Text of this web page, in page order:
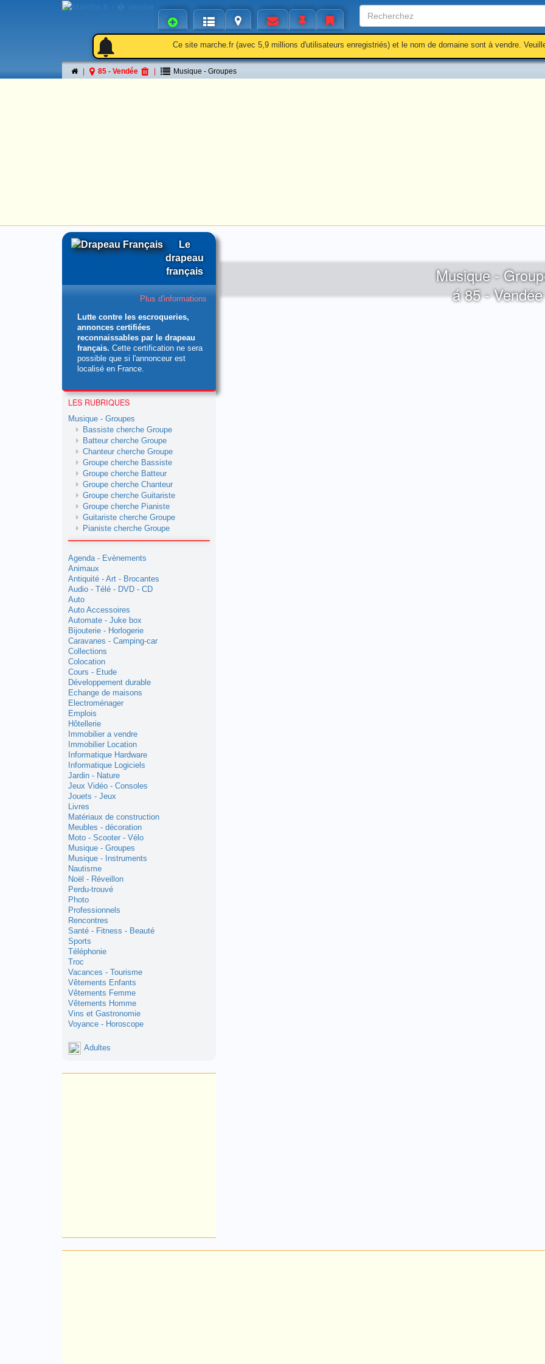
notifications
notifications Ce site marche.fr (avec 5,9 millions d'utilisateurs enregistriés) et le nom de domaine sont à vendre.
85 - Vendée Musique - Groupes
Musique -
á 85 - Vendée
Le
drapeau
français
Plus d'informations
Lutte contre les escroqueries,
annonces certifiées
reconnaissables par le drapeau
français. Cette certification ne sera
possible que si l'annonceur est
localisé en France.
LES RUBRIQUES
Musique - Groupes
Bassiste cherche Groupe
Batteur cherche Groupe
Chanteur cherche Groupe
Groupe cherche Bassiste
Groupe cherche Batteur
Groupe cherche Chanteur
Groupe cherche Guitariste
Groupe cherche Pianiste
Guitariste cherche Groupe
Pianiste cherche Groupe
Agenda - Evènements
Animaux
Antiquité - Art - Brocantes
Audio - Télé - DVD - CD
Auto
Auto Accessoires
Automate - Juke box
Bijouterie - Horlogerie
Caravanes - Camping-car
Collections
Colocation
Cours - Etude
Développement durable
Echange de maisons
Electroménager
Emplois
Hôtellerie
Immobilier a vendre
Immobilier Location
Informatique Hardware
Informatique Logiciels
Jardin - Nature
Jeux Vidéo - Consoles
Jouets - Jeux
Livres
Matériaux de construction
Meubles - décoration
Moto - Scooter - Vélo
Musique - Groupes
Musique - Instruments
Nautisme
Noël - Réveillon
Perdu-trouvé
Photo
Professionnels
Rencontres
Santé - Fitness - Beauté
Sports
Téléphonie
Troc
Vacances - Tourisme
Vêtements Enfants
Vêtements Femme
Vêtements Homme
Vins et Gastronomie
Voyance - Horoscope
Adultes